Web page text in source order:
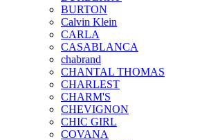
BURTON
Calvin Klein
CARLA
CASABLANCA
chabrand
CHANTAL THOMAS
CHARLEST
CHARM'S
CHEVIGNON
CHIC GIRL
COVANA